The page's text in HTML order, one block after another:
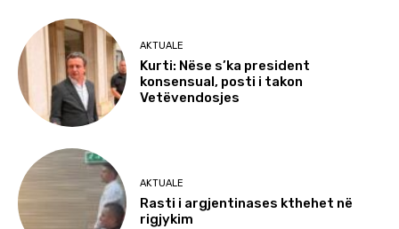
AKTUALE
Kurti: Nëse s’ka president
konsensual, posti i takon
Vetëvendosjes
AKTUALE
Rasti i argjentinases kthehet në
rigjykim